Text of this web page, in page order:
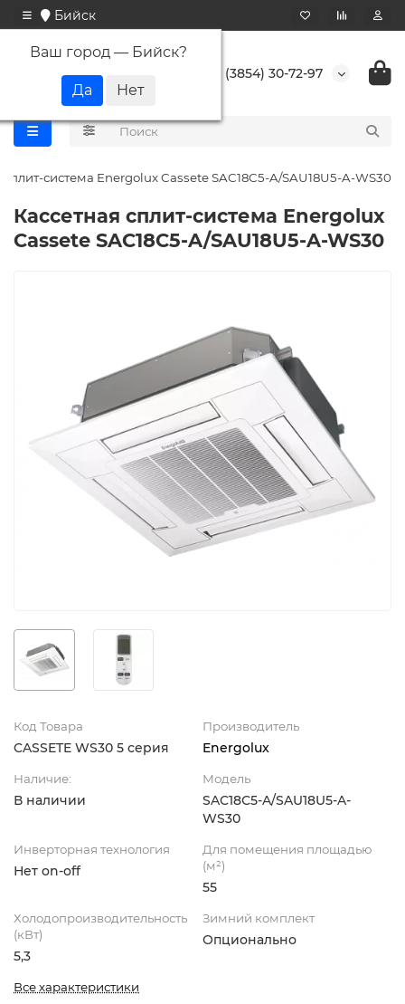
Бийск
Ваш город — Бийск?
+7 (3854) 30-72-97
сплит-система Energolux Cassete SAC18C5-A/SAU18U5-A-WS30
Кассетная сплит-система Energolux
Cassete SAC18C5-A/SAU18U5-A-WS30
Код Товара
CASSETE WS30 5 серия
Производитель
Energolux
Наличие:
В наличии
Модель
SAC18С5-A/SAU18U5-A-
WS30
Инверторная технология
Нет on-off
Для помещения площадью
(м²)
55
Холодопроизводительность
(кВт)
5,3
Зимний комплект
Опционально
Все характеристики